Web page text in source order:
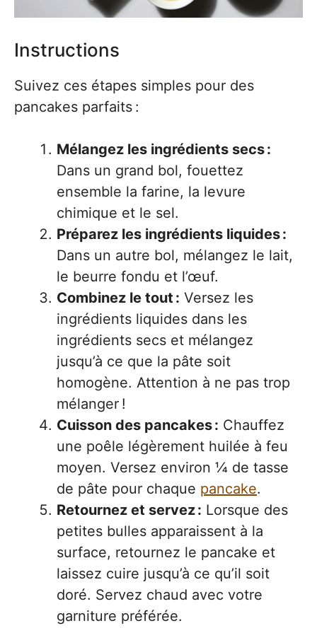
Instructions
Suivez ces étapes simples pour des
pancakes parfaits :
Mélangez les ingrédients secs :
Dans un grand bol, fouettez
ensemble la farine, la levure
chimique et le sel.
Préparez les ingrédients liquides :
Dans un autre bol, mélangez le lait,
le beurre fondu et l’œuf.
Combinez le tout : Versez les
ingrédients liquides dans les
ingrédients secs et mélangez
jusqu’à ce que la pâte soit
homogène. Attention à ne pas trop
mélanger !
Cuisson des pancakes : Chauffez
une poêle légèrement huilée à feu
moyen. Versez environ ¼ de tasse
de pâte pour chaque pancake.
Retournez et servez : Lorsque des
petites bulles apparaissent à la
surface, retournez le pancake et
laissez cuire jusqu’à ce qu’il soit
doré. Servez chaud avec votre
garniture préférée.